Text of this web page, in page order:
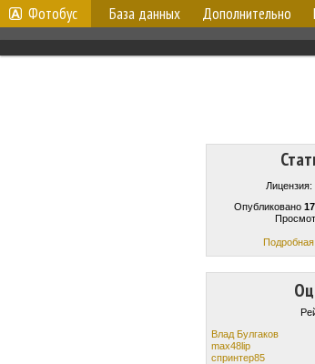
Фотобус База данных Дополнительно
Лицензия:
Опубликовано
Влад Булгаков
max48lip
спринтер85